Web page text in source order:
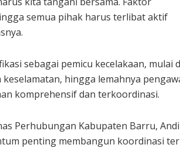
semua pihak harus terlibat aktif
sebagai pemicu kecelakaan, mulai
hingga lemahnya
komprehensif dan terkoordinasi.
Perhubungan Kabupaten Barru,
penting membangun koordinasi